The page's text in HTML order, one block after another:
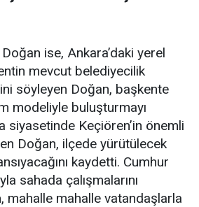
ise, Ankara’daki yerel
mevcut belediyecilik
söyleyen Doğan, başkente
modeliyle buluşturmayı
Keçiören’in önemli
Doğan, ilçede yürütülecek
kaydetti. Cumhur
sahada çalışmalarını
mahalle mahalle vatandaşlarla